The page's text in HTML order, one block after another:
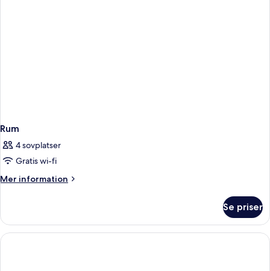
Rum
4 sovplatser
Gratis wi-fi
Mer information
Mer
Se priser